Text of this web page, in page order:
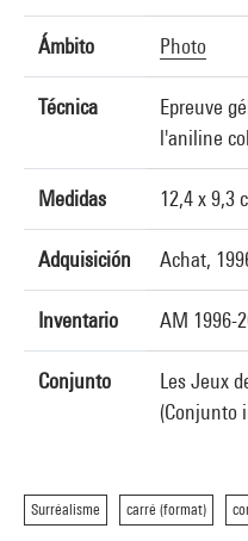
Ámbito Photo
Técnica
Epreuve
l'aniline
Medidas 12,4 x 9,3
Adquisición Achat,
Inventario AM 1996-
Conjunto
Les Jeux
(Conjunto
Surréalisme carré (format)